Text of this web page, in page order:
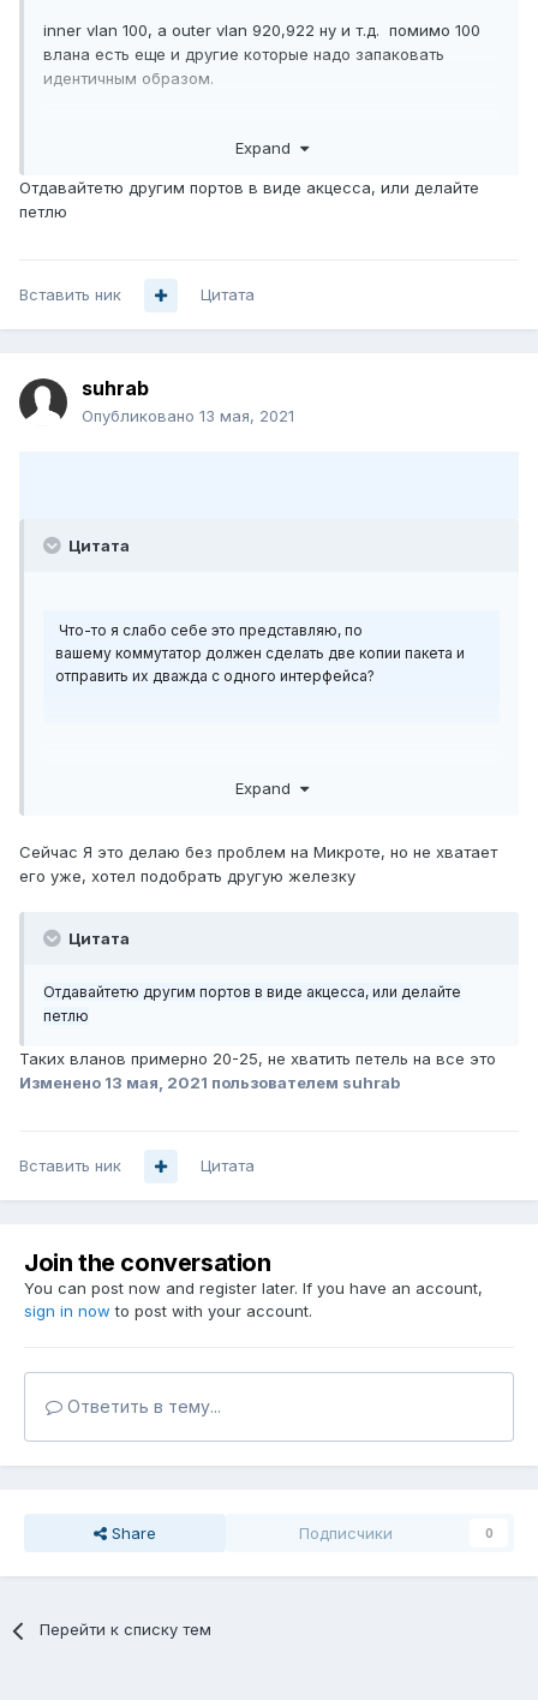
inner vlan 100, а outer vlan 920,922 ну и т.д. помимо 100
влана есть еще и другие которые надо запаковать
идентичным образом.
больше 5-6 гигов не может пережевать сразу
Expand
Отдавайтетю другим портов в виде акцесса, или делайте
петлю
Вставить ник Цитата
suhrab
Опубликовано 13 мая, 2021
Цитата
Что-то я слабо себе это представляю, по
вашему коммутатор должен сделать две копии пакета и
отправить их дважда с одного интерфейса?
Expand
Сейчас Я это делаю без проблем на Микроте, но не хватает
его уже, хотел подобрать другую железку
Цитата
Отдавайтетю другим портов в виде акцесса, или делайте
петлю
Таких вланов примерно 20-25, не хватить петель на все это
Изменено 13 мая, 2021 пользователем suhrab
Вставить ник Цитата
Join the conversation
You can post now and register later. If you have an account,
sign in now to post with your account.
Ответить в тему...
Share Подписчики 0
Перейти к списку тем